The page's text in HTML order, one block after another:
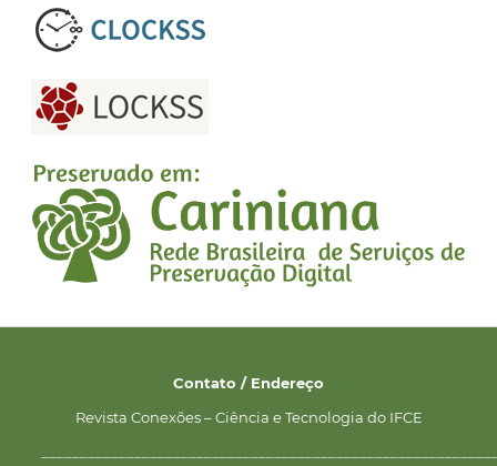
Contato / Endereço
Revista Conexões – Ciência e Tecnologia do IFCE